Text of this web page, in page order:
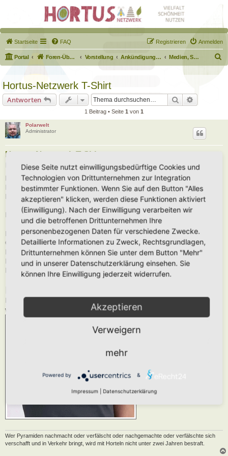
Startseite FAQ Anmelden
Registrieren
Portal Foren-Übersicht Vorstellung Ankündigungen & Fragen zum Forum Medien, Schilder, Downloads
u
Hortus-Netzwerk T-Shirt
Antworten Suche
1 Beitrag • Seite 1 von 1
Polarwelt
Administrator
Hortus-Netzwerk T-Shirt
Fr 16. Feb 2024, 10:56
Peter von der “Igelhilfe Straubing”, der für das Netzwerk die Hortus- und
Igelschilder fertigt, stellt mit seinem neuen Projekt T-Shirts für das
Hortus-Netzwerk bereit.
Diese könnt Ihr unter https://wilbee.de/content/hortus-t-shirts/bestellen.
Daten zum T-Shirt:
Größen: XS – XXL
Material: 100% Bio-Baumwolle – ohne Schadstoffe
Druck: Siebdruck
Fair Trade Siegel und Öko-Tex zertifiziert
Bei Fragen könnt Ihr Euch gerne jederzeit an Peter unter
info@wilbee.de
wenden.
Wer Pyramiden nachmacht oder verfälscht oder nachgemachte oder verfälschte sich
verschafft und in Verkehr bringt, wird mit Horteln nicht unter zwei Jahren bestraft.
Diese Seite nutzt einwilligungsbedürftige Cookies und
Technologien von Drittunternehmen zur Integration
bestimmter Funktionen. Wenn Sie auf den Button "Alles
akzeptieren" klicken, werden diese Funktionen aktiviert
(Einwilligung). Nach der Einwilligung verarbeiten wir
und die betroffenen Drittunternehmen Ihre
personenbezogenen Daten für verschiedene Zwecke.
Detaillierte Informationen zu Zweck, Rechtsgrundlagen,
Drittunternehmen können Sie unter dem Button "Mehr"
und in unserer Datenschutzerklärung einsehen. Sie
können Ihre Einwilligung jederzeit widerrufen.
Akzeptieren
Verweigern
mehr
Powered by &
Impressum Datenschutzerklärung